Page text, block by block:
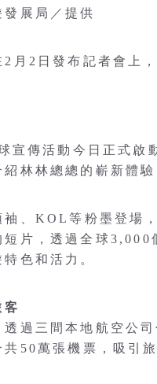
展局／提供
月2日發布記者會上
傳活動今日正式啟
林林總總的嶄新體
、KOL等粉墨登場
片，透過全球
色和活力。
過三間本地航空公
50萬張機票，吸引旅